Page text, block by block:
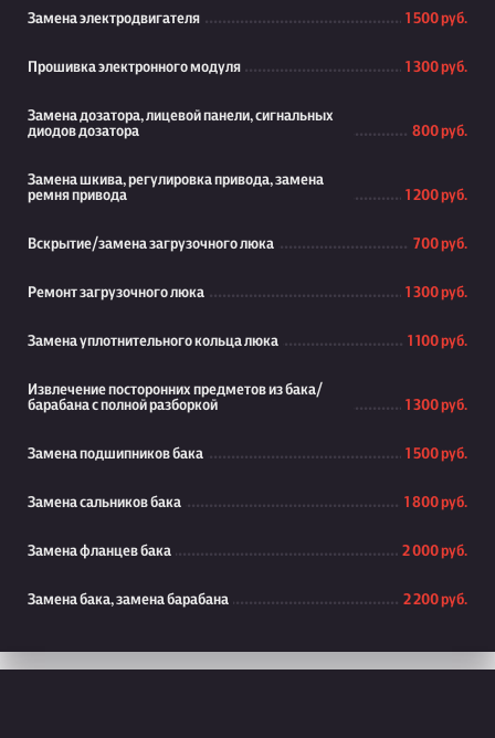
Замена электродвигателя 1 500 руб.
Прошивка электронного модуля 1 300 руб.
Замена дозатора, лицевой панели, сигнальных
диодов дозатора
800 руб.
Замена шкива, регулировка привода, замена
ремня привода
1 200 руб.
Вскрытие/замена загрузочного люка 700 руб.
Ремонт загрузочного люка 1 300 руб.
Замена уплотнительного кольца люка 1 100 руб.
Извлечение посторонних предметов из бака/
барабана с полной разборкой
1 300 руб.
Замена подшипников бака 1 500 руб.
Замена сальников бака 1 800 руб.
Замена фланцев бака 2 000 руб.
Замена бака, замена барабана 2 200 руб.